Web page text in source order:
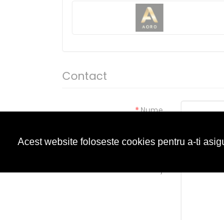
Acest website foloseste cookies pentru a-ti
Contact
Nume
Adresa de email